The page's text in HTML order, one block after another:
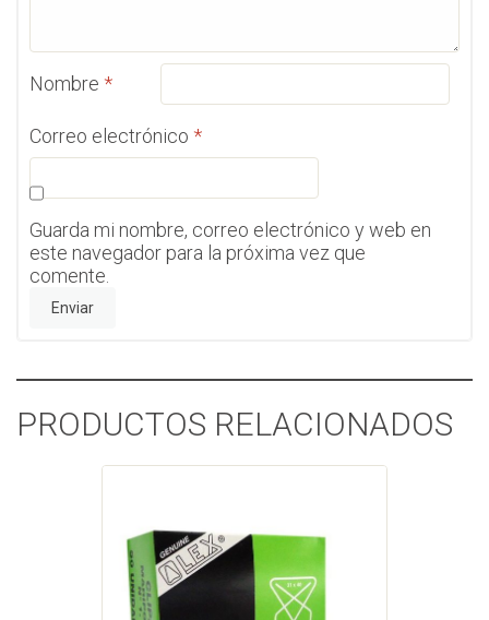
Nombre *
Correo electrónico *
Guarda mi nombre, correo electrónico y web en
este navegador para la próxima vez que
comente.
PRODUCTOS RELACIONADOS